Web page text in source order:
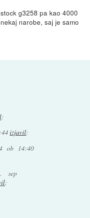
g3258 pa kao 4000
narobe, saj je samo
:
izjavil:
ob 14:40
sep
: